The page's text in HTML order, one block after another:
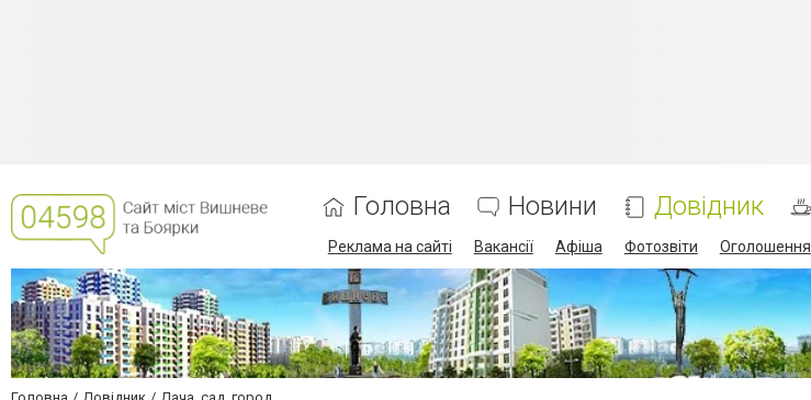
Головна Новини Довідник
Реклама на сайті Вакансії Афіша Фотозвіти Оголошення